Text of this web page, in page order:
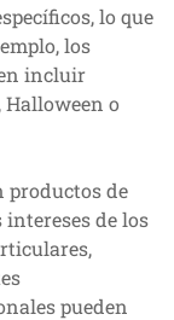
lo que
los
incluir
o
productos de
de los
pueden